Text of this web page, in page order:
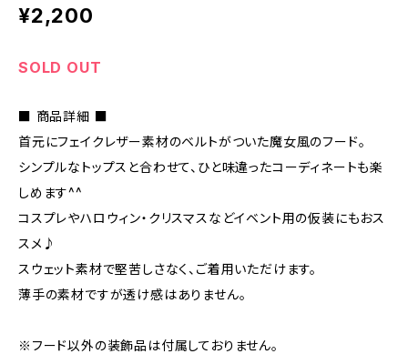
¥2,200
SOLD OUT
■ 商品詳細 ■
首元にフェイクレザー素材のベルトがついた魔女風のフード。
シンプルなトップスと合わせて、ひと味違ったコーディネートも楽
しめます^^
コスプレやハロウィン・クリスマスなどイベント用の仮装にもおス
スメ♪
スウェット素材で堅苦しさなく、ご着用いただけます。
薄手の素材ですが透け感はありません。
※フード以外の装飾品は付属しておりません。